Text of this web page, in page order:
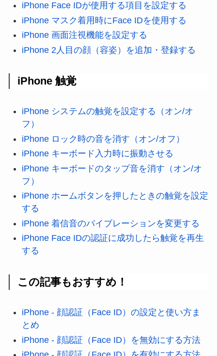
iPhone Face IDが使用する項目を設定する
iPhone マスク着用時にFace IDを使用する
iPhone 画面注視機能を設定する
iPhone 2人目の顔（容姿）を追加・登録する
iPhone 触覚
iPhone システムの触覚を設定する（オン/オ
フ）
iPhone ロック時の音を消す（オン/オフ）
iPhone キーボード入力時に振動させる
iPhone キーボードのタップ音を消す（オン/オ
フ）
iPhone ホームボタンを押したときの触覚を設定
する
iPhone 着信音のバイブレーションを変更する
iPhone Face IDの認証に成功したら触覚を再生
する
この記事もおすすめ！
iPhone - 顔認証（Face ID）の設定と使い方ま
とめ
iPhone - 顔認証（Face ID）を無効にする方法